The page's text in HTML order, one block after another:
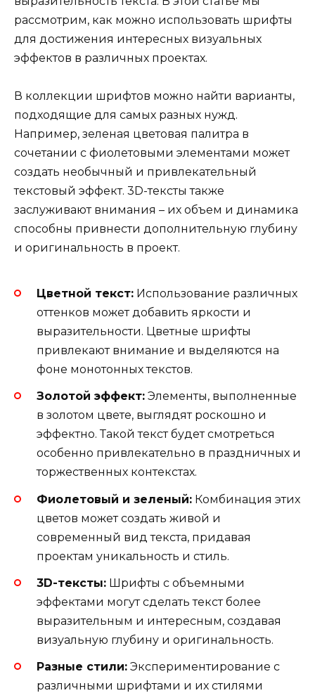
рассмотрим, как можно использовать шрифты
для достижения интересных визуальных
эффектов в различных проектах.
В коллекции шрифтов можно найти варианты,
подходящие для самых разных нужд.
Например, зеленая цветовая палитра в
сочетании с фиолетовыми элементами может
создать необычный и привлекательный
текстовый эффект. 3D-тексты также
заслуживают внимания – их объем и динамика
способны привнести дополнительную глубину
и оригинальность в проект.
Цветной текст: Использование различных
оттенков может добавить яркости и
выразительности. Цветные шрифты
привлекают внимание и выделяются на
фоне монотонных текстов.
Золотой эффект: Элементы, выполненные
в золотом цвете, выглядят роскошно и
эффектно. Такой текст будет смотреться
особенно привлекательно в праздничных и
торжественных контекстах.
Фиолетовый и зеленый: Комбинация этих
цветов может создать живой и
современный вид текста, придавая
проектам уникальность и стиль.
3D-тексты: Шрифты с объемными
эффектами могут сделать текст более
выразительным и интересным, создавая
визуальную глубину и оригинальность.
Разные стили: Экспериментирование с
различными шрифтами и их стилями